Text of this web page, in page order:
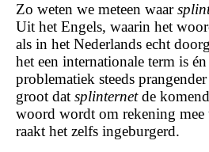
Zo weten we meteen waar
Uit het Engels, waarin het
als in het Nederlands echt
het een internationale term is
problematiek steeds
groot dat splinternetde
woord wordt om rekening mee
raakt het zelfs ingeburgerd.